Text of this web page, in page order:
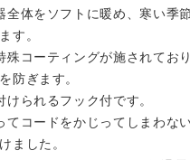
全体をソフトに暖め、寒い季
す。
殊コーティングが施されてお
防ぎます。
られるフック付です。
てコードをかじってしまわな
ました。